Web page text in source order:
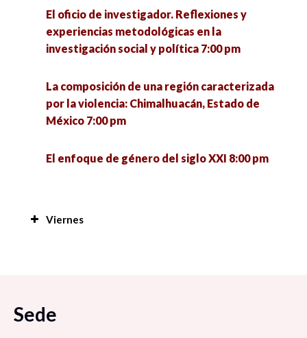
El oficio de investigador. Reflexiones y
experiencias metodológicas en la
investigación social y política 7:00 pm
La composición de una región caracterizada
por la violencia: Chimalhuacán, Estado de
México 7:00 pm
El enfoque de género del siglo XXI 8:00 pm
Viernes
Foro de Modelo de administración estratégica
Sede